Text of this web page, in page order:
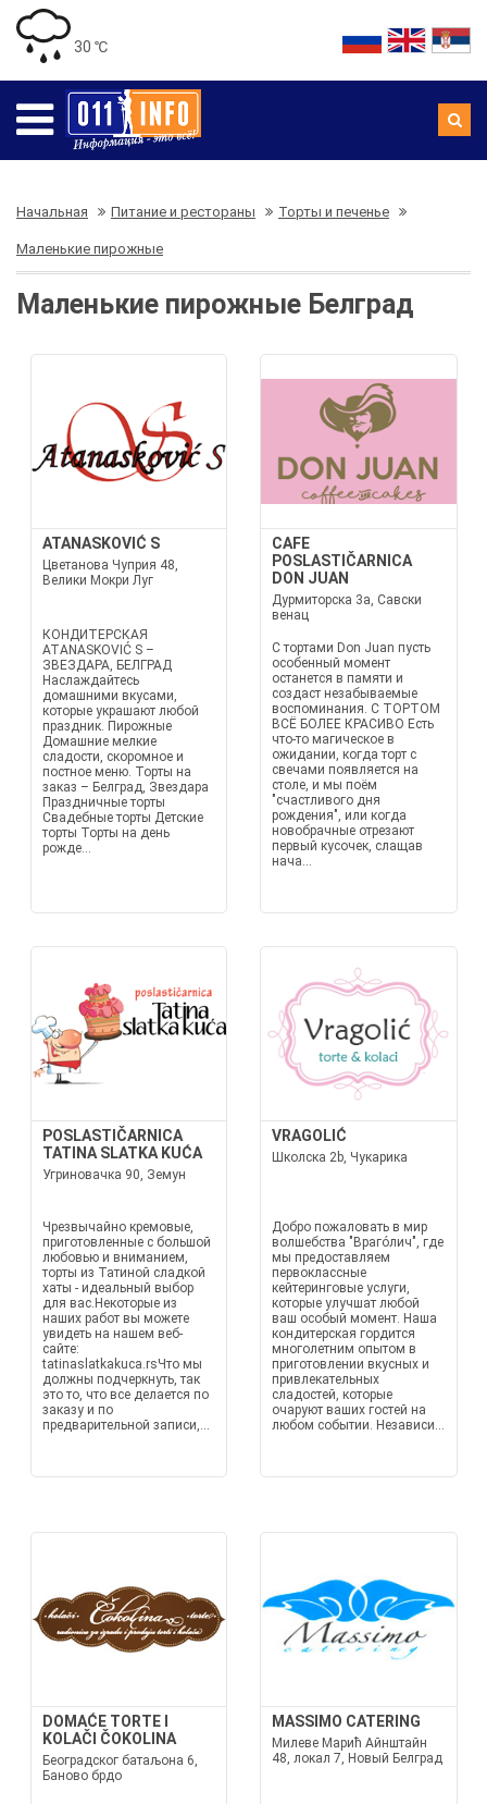
30 ℃
Начальная Питание и рестораны Торты и печенье
Маленькие пирожные
Маленькие пирожные Белград
ATANASKOVIĆ S
Цветанова Чуприя 48,
Велики Мокри Луг
КОНДИТЕРСКАЯ
ATANASKOVIĆ S –
ЗВЕЗДАРА, БЕЛГРАД
Наслаждайтесь
домашними вкусами,
которые украшают любой
праздник. Пирожные
Домашние мелкие
сладости, скоромное и
постное меню. Торты на
заказ – Белград, Звездара
Праздничные торты
Свадебные торты Детские
торты Торты на день
рожде...
CAFE
POSLASTIČARNICA
DON JUAN
Дурмиторска 3а, Савски
венац
С тортами Don Juan пусть
особенный момент
останется в памяти и
создаст незабываемые
воспоминания. С ТОРТОМ
ВСЁ БОЛЕЕ КРАСИВО Есть
что-то магическое в
ожидании, когда торт с
свечами появляется на
столе, и мы поём
"счастливого дня
рождения", или когда
новобрачные отрезают
первый кусочек, слащав
нача...
POSLASTIČARNICA
TATINA SLATKA KUĆA
Угриновачка 90, Земун
Чрезвычайно кремовые,
приготовленные с большой
любовью и вниманием,
торты из Татиной сладкой
хаты - идеальный выбор
для вас.Некоторые из
наших работ вы можете
увидеть на нашем веб-
сайте:
tatinaslatkakuca.rsЧто мы
должны подчеркнуть, так
это то, что все делается по
заказу и по
предварительной записи,...
VRAGOLIĆ
Школска 2b, Чукарика
Добро пожаловать в мир
волшебства "Враго́лич", где
мы предоставляем
первоклассные
кейтеринговые услуги,
которые улучшат любой
ваш особый момент. Наша
кондитерская гордится
многолетним опытом в
приготовлении вкусных и
привлекательных
сладостей, которые
очаруют ваших гостей на
любом событии. Независи...
DOMAĆE TORTE I
KOLAČI ČOKOLINA
Београдског батаљона 6,
Баново брдо
MASSIMO CATERING
Милеве Марић Айнштайн
48, локал 7, Новый Белград